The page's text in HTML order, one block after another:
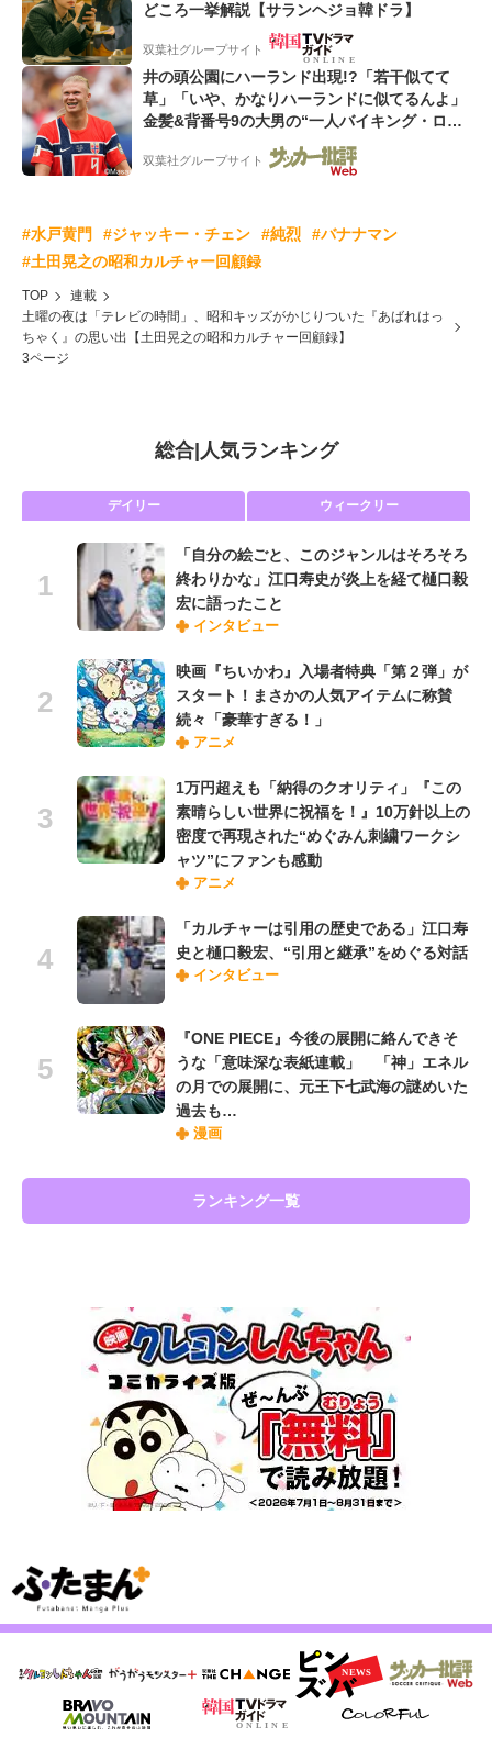
どころ一挙解説【サランヘジョ韓ドラ】
双葉社グループサイト
井の頭公園にハーランド出現!?「若干似てて
草」「いや、かなりハーランドに似てるんよ」
金髪&背番号9の大男の“一人バイキング・ロ
ー”映像が話題!「元気をもらった」
双葉社グループサイト
#水戸黄門 #ジャッキー・チェン #純烈
#バナナマン
#土田晃之の昭和カルチャー回顧録
TOP
連載
土曜の夜は「テレビの時間」、昭和キッズがかじりついた『あばれはっ
ちゃく』の思い出【土田晃之の昭和カルチャー回顧録】
3ページ
総合| 人気ランキング
デイリー ウィークリー
「自分の絵ごと、このジャンルはそろそろ
終わりかな」江口寿史が炎上を経て樋口毅
宏に語ったこと
インタビュー
映画『ちいかわ』入場者特典「第２弾」が
スタート！まさかの人気アイテムに称賛
続々「豪華すぎる！」
アニメ
1万円超えも「納得のクオリティ」『この
素晴らしい世界に祝福を！』10万針以上の
密度で再現された“めぐみん刺繍ワークシ
ャツ”にファンも感動
アニメ
「カルチャーは引用の歴史である」江口寿
史と樋口毅宏、“引用と継承”をめぐる対話
インタビュー
『ONE PIECE』今後の展開に絡んできそ
うな「意味深な表紙連載」 「神」エネル
の月での展開に、元王下七武海の謎めいた
過去も…
漫画
ランキング一覧